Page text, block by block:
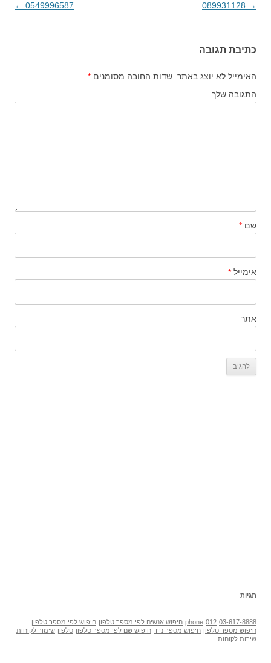
ניווט בפוסטים
→
0549996587
←
כתיבת תגובה
האימייל לא יוצג באתר. שדות החובה מסומנים *
התגובה שלך
שם *
אימייל *
אתר
תגיות
03-617-8888
012
phone חיפוש אנשים לפי מספר טלפון חיפוש לפי מספר טלפון
חיפוש מספר טלפון חיפוש מספר נייד חיפוש שם לפי מספר טלפון טלפון שימור לקוחות
שירות לקוחות